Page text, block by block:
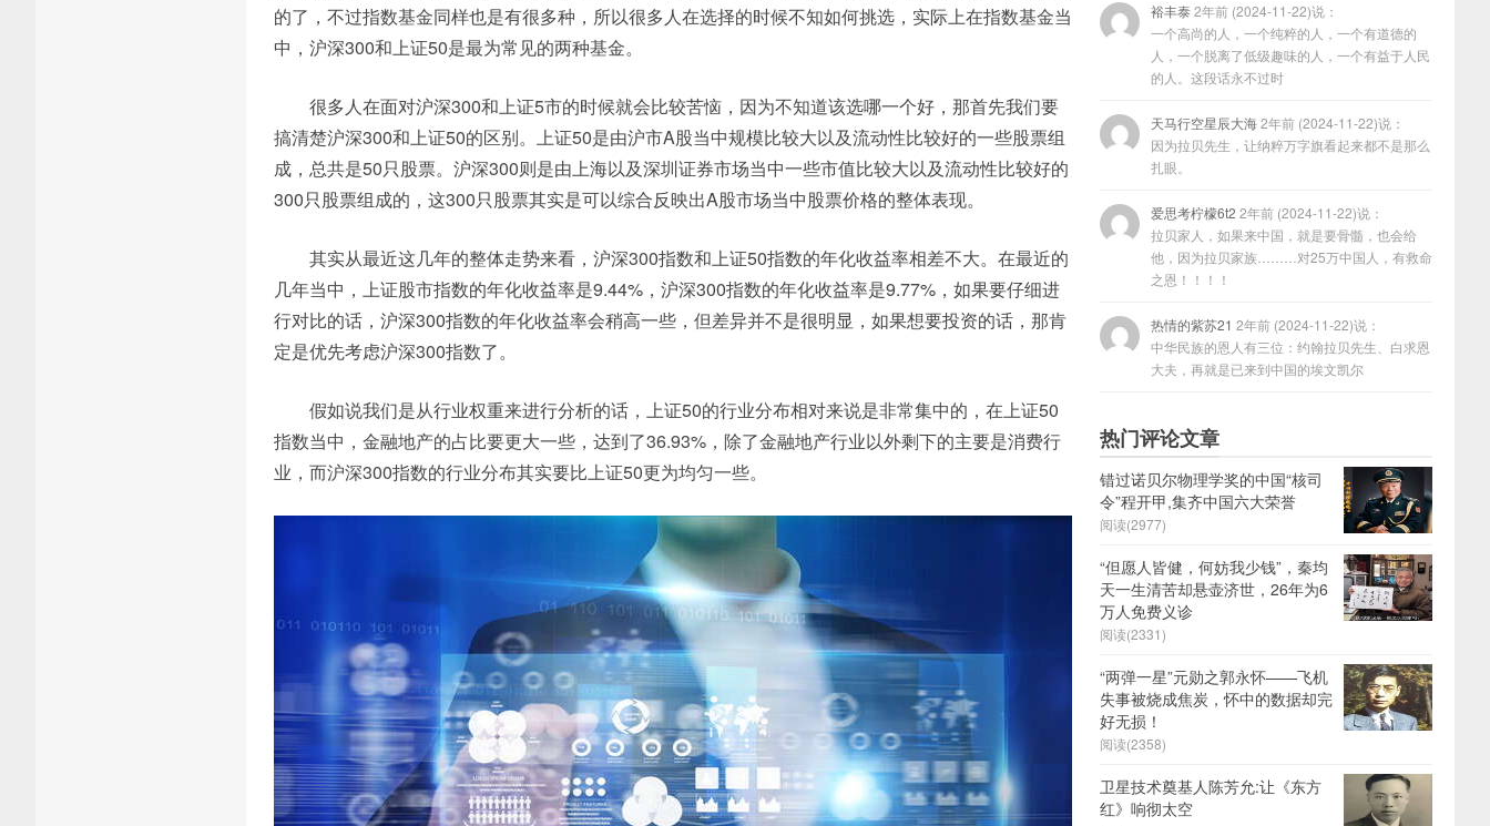
的了，不过指数基金同样也是有很多种，所以很多人在选择的时候不知如何挑选，实际上在指数基金当
中，沪深300和上证50是最为常见的两种基金。
很多人在面对沪深300和上证5市的时候就会比较苦恼，因为不知道该选哪一个好，那首先我们要
搞清楚沪深300和上证50的区别。上证50是由沪市A股当中规模比较大以及流动性比较好的一些股票组
成，总共是50只股票。沪深300则是由上海以及深圳证券市场当中一些市值比较大以及流动性比较好的
300只股票组成的，这300只股票其实是可以综合反映出A股市场当中股票价格的整体表现。
其实从最近这几年的整体走势来看，沪深300指数和上证50指数的年化收益率相差不大。在最近的
几年当中，上证股市指数的年化收益率是9.44%，沪深300指数的年化收益率是9.77%，如果要仔细进
行对比的话，沪深300指数的年化收益率会稍高一些，但差异并不是很明显，如果想要投资的话，那肯
定是优先考虑沪深300指数了。
假如说我们是从行业权重来进行分析的话，上证50的行业分布相对来说是非常集中的，在上证50
指数当中，金融地产的占比要更大一些，达到了36.93%，除了金融地产行业以外剩下的主要是消费行
业，而沪深300指数的行业分布其实要比上证50更为均匀一些。
裕丰泰2年前 (2024-11-22)说：
一个高尚的人，一个纯粹的人，一个有道德的
人，一个脱离了低级趣味的人，一个有益于人民
的人。这段话永不过时
天马行空星辰大海2年前 (2024-11-22)说：
因为拉贝先生，让纳粹万字旗看起来都不是那么
扎眼。
爱思考柠檬6t2 2年前 (2024-11-22)说：
拉贝家人，如果来中国，就是要骨髓，也会给
他，因为拉贝家族………对25万中国人，有救命
之恩！！！！
热情的紫苏21 2年前 (2024-11-22)说：
中华民族的恩人有三位：约翰拉贝先生、白求恩
大夫，再就是已来到中国的埃文凯尔
热门评论文章
错过诺贝尔物理学奖的中国“核司
令”程开甲,集齐中国六大荣誉
阅读(2977)
“但愿人皆健，何妨我少钱”，秦均
天一生清苦却悬壶济世，26年为6
万人免费义诊
阅读(2331)
“两弹一星”元勋之郭永怀——飞机
失事被烧成焦炭，怀中的数据却完
好无损！
阅读(2358)
卫星技术奠基人陈芳允:让《东方
红》响彻太空